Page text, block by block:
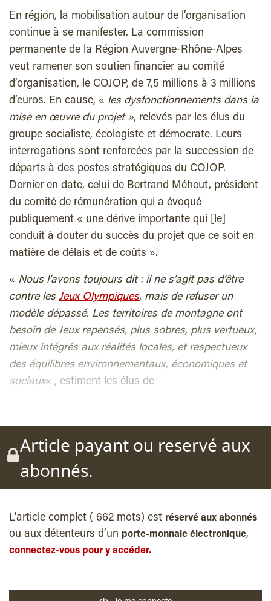
En région, la mobilisation autour de l’organisation
continue à se manifester. La commission
permanente de la Région Auvergne-Rhône-Alpes
veut ramener son soutien financier au comité
d’organisation, le COJOP, de 7,5 millions à 3 millions
d’euros. En cause, « les dysfonctionnements dans la
mise en œuvre du projet », relevés par les élus du
groupe socialiste, écologiste et démocrate. Leurs
interrogations sont renforcées par la succession de
départs à des postes stratégiques du COJOP.
Dernier en date, celui de Bertrand Méheut, président
du comité de rémunération qui a évoqué
publiquement « une dérive importante qui [le]
conduit à douter du succès du projet que ce soit en
matière de délais et de coûts ».
« Nous l’avons toujours dit : il ne s’agit pas d’être
contre les Jeux Olympiques, mais de refuser un
modèle dépassé. Les territoires de montagne ont
besoin de Jeux repensés, plus sobres, plus vertueux,
mieux intégrés aux réalités locales, et respectueux
des équilibres environnementaux, économiques et
sociaux« , estiment les élus de
Article payant ou reservé aux
abonnés.
L'article complet ( 662 mots) est réservé aux abonnés
ou aux détenteurs d’un porte-monnaie électronique,
connectez-vous pour y accéder.